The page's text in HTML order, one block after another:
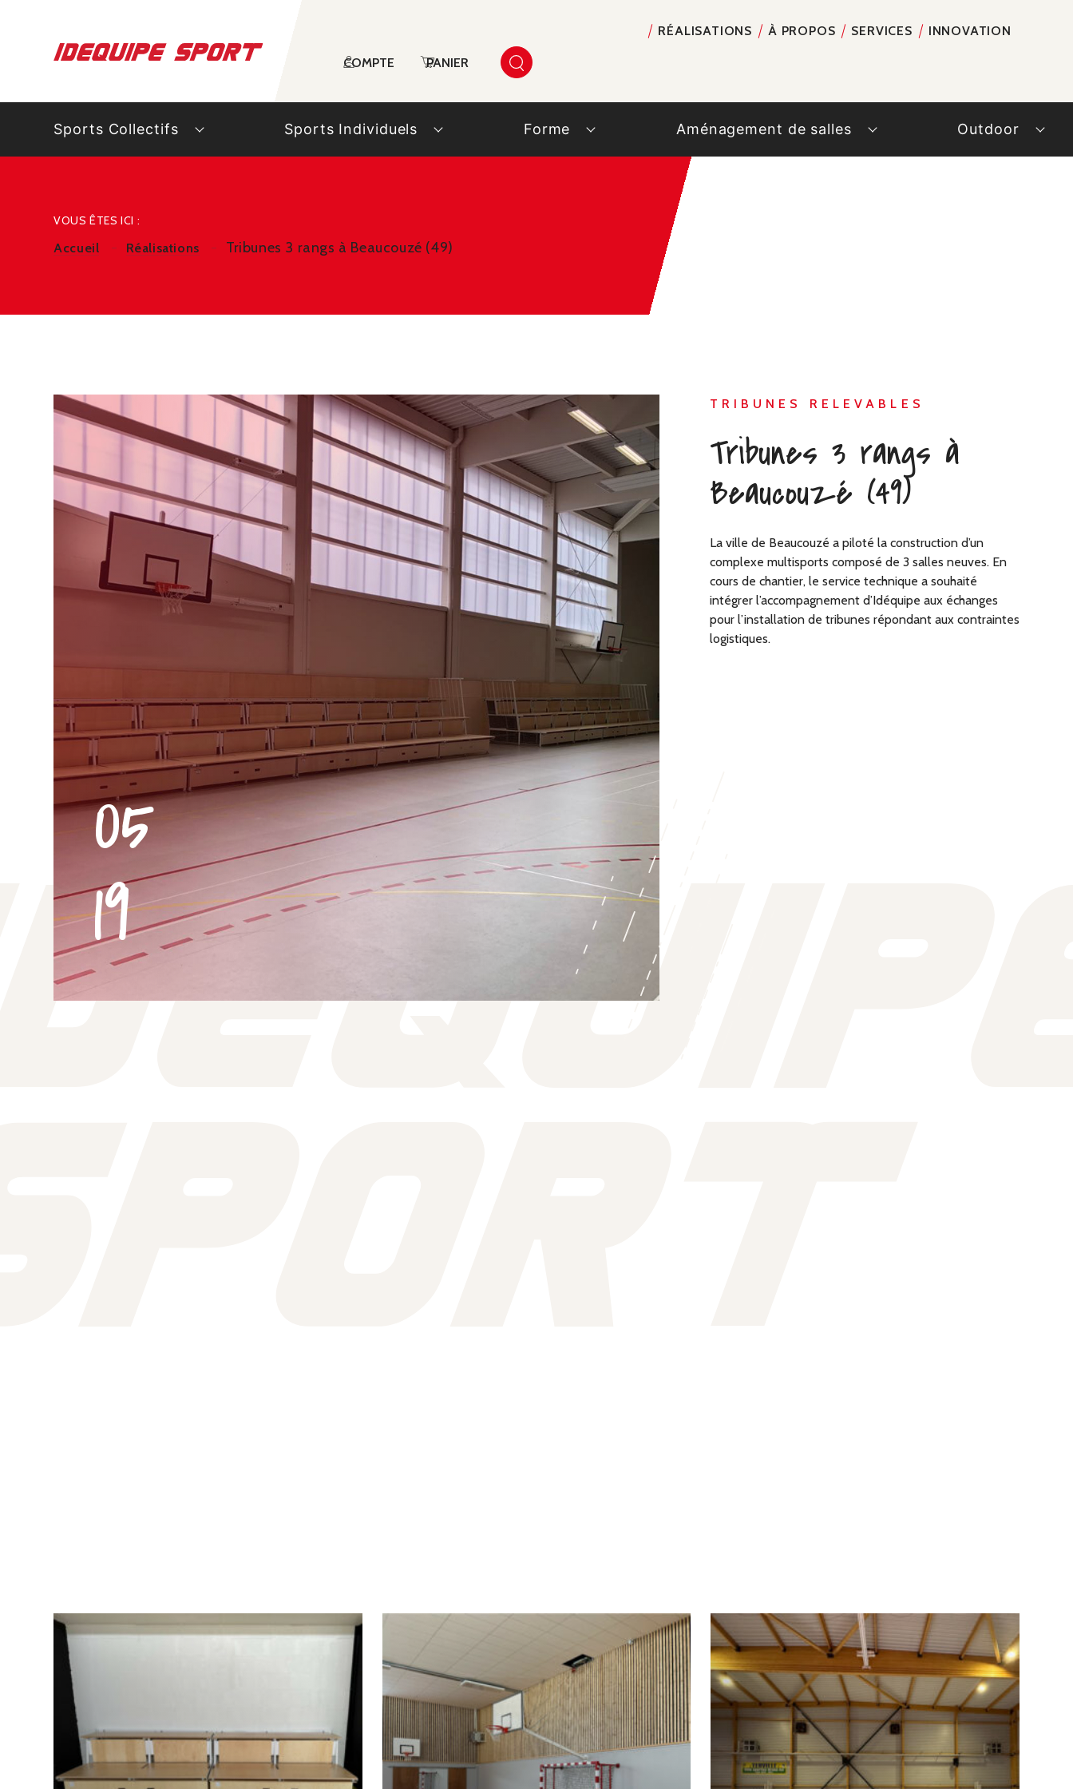
RÉALISATIONS À PROPOS SERVICES INNOVATION
COMPTE PANIER
Sports Collectifs Sports Individuels Forme Aménagement de salles Outdoor
VOUS ÊTES ICI :
Accueil Réalisations Tribunes 3 rangs à Beaucouzé (49)
05
19
TRIBUNES RELEVABLES
Tribunes 3 rangs à
Beaucouzé (49)
La ville de Beaucouzé a piloté la construction d’un
complexe multisports composé de 3 salles neuves. En
cours de chantier, le service technique a souhaité
intégrer l’accompagnement d’Idéquipe aux échanges
pour l’installation de tribunes répondant aux contraintes
logistiques.